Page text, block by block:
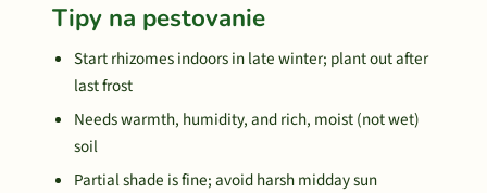
Tipy na pestovanie
Start rhizomes indoors in late winter; plant out after
last frost
Needs warmth, humidity, and rich, moist (not wet)
soil
Partial shade is fine; avoid harsh midday sun